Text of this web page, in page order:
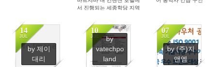
서 진행되는 세종학당 지역
No Image
14
JUL
by 제이
대리
942
10
JUL
by
vatechpo
land
894
07
JUL
by (주)지
앤엠
914